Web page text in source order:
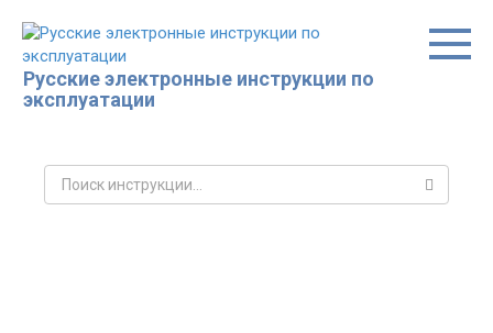
контенту
Русские электронные инструкции по
эксплуатации
Поиск: